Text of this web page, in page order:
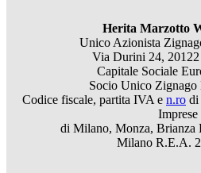
Herita Marzotto
Unico Azionista
Via Durini 24,
Capitale Sociale
Socio Unico
Codice fiscale, partita IVA e n.ro di
Imprese
di Milano, Monza, Brianza
Milano R.E.A.